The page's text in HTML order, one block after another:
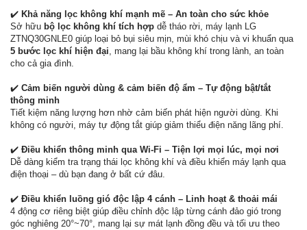
✔️ Khả năng lọc không khí mạnh mẽ – An toàn cho sức khỏe
Sở hữu bộ lọc không khí tích hợp dễ tháo rời, máy lạnh LG
ZTNQ30GNLE0 giúp loại bỏ bụi siêu mịn, mùi khó chịu và vi khuẩn qua
5 bước lọc khí hiện đại, mang lại bầu không khí trong lành, an toàn
cho cả gia đình.
✔️ Cảm biến người dùng & cảm biến độ ẩm – Tự động bật/tắt
thông minh
Tiết kiệm năng lượng hơn nhờ cảm biến phát hiện người dùng. Khi
không có người, máy tự động tắt giúp giảm thiểu điện năng lãng phí.
✔️ Điều khiển thông minh qua Wi-Fi – Tiện lợi mọi lúc, mọi nơi
Dễ dàng kiểm tra trạng thái lọc không khí và điều khiển máy lạnh qua
điện thoại – dù bạn đang ở bất cứ đâu.
✔️ Điều khiển luồng gió độc lập 4 cánh – Linh hoạt & thoải mái
4 động cơ riêng biệt giúp điều chỉnh độc lập từng cánh đảo gió trong
góc nghiêng 20°~70°, mang lại sự mát lạnh đồng đều và tối ưu theo